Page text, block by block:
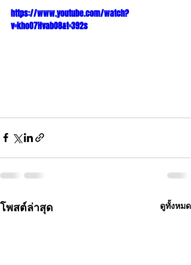
https://www.youtube.com/watch?
v=khoO7HvabO8&t=392s
โพสต์ล่าสุด ดูทั้งหมด